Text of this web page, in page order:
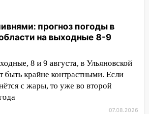
Ульяновской
поступили шесть
ИВЛ
районе
дороги, ставят остановки
освещение
установили ещё
прогноз погоды в
на выходные 8-9
8 и 9 августа, в Ульяновской
быть крайне контрастными. Если
с жары, то уже во второй
07.08.2026